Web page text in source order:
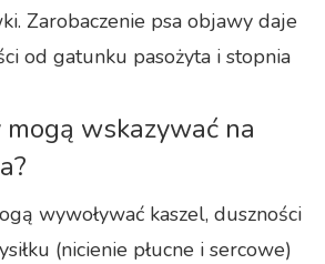
Zarobaczenie psa objawy daje
od gatunku pasożyta i stopnia
wskazywać na
wywoływać kaszel, duszności
(nicienie płucne i sercowe)